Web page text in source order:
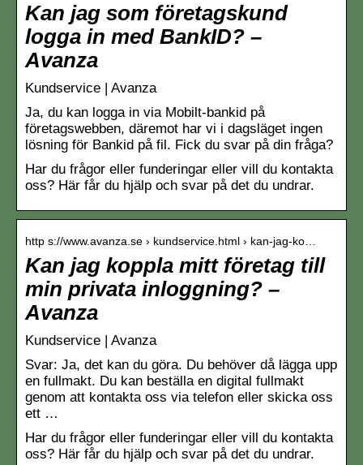
Kan jag som företagskund
logga in med BankID? –
Avanza
Kundservice | Avanza
Ja, du kan logga in via Mobilt-bankid på
företagswebben, däremot har vi i dagsläget ingen
lösning för Bankid på fil. Fick du svar på din fråga?
Har du frågor eller funderingar eller vill du kontakta
oss? Här får du hjälp och svar på det du undrar.
http s://www.avanza.se › kundservice.html › kan-jag-ko…
Kan jag koppla mitt företag till
min privata inloggning? –
Avanza
Kundservice | Avanza
Svar: Ja, det kan du göra. Du behöver då lägga upp
en fullmakt. Du kan beställa en digital fullmakt
genom att kontakta oss via telefon eller skicka oss
ett …
Har du frågor eller funderingar eller vill du kontakta
oss? Här får du hjälp och svar på det du undrar.